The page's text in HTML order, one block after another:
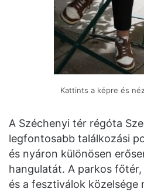
Kattints a képre és
A Széchenyi tér régóta
legfontosabb találkozási
és nyáron különösen
hangulatát. A parkos
és a fesztiválok közelsége